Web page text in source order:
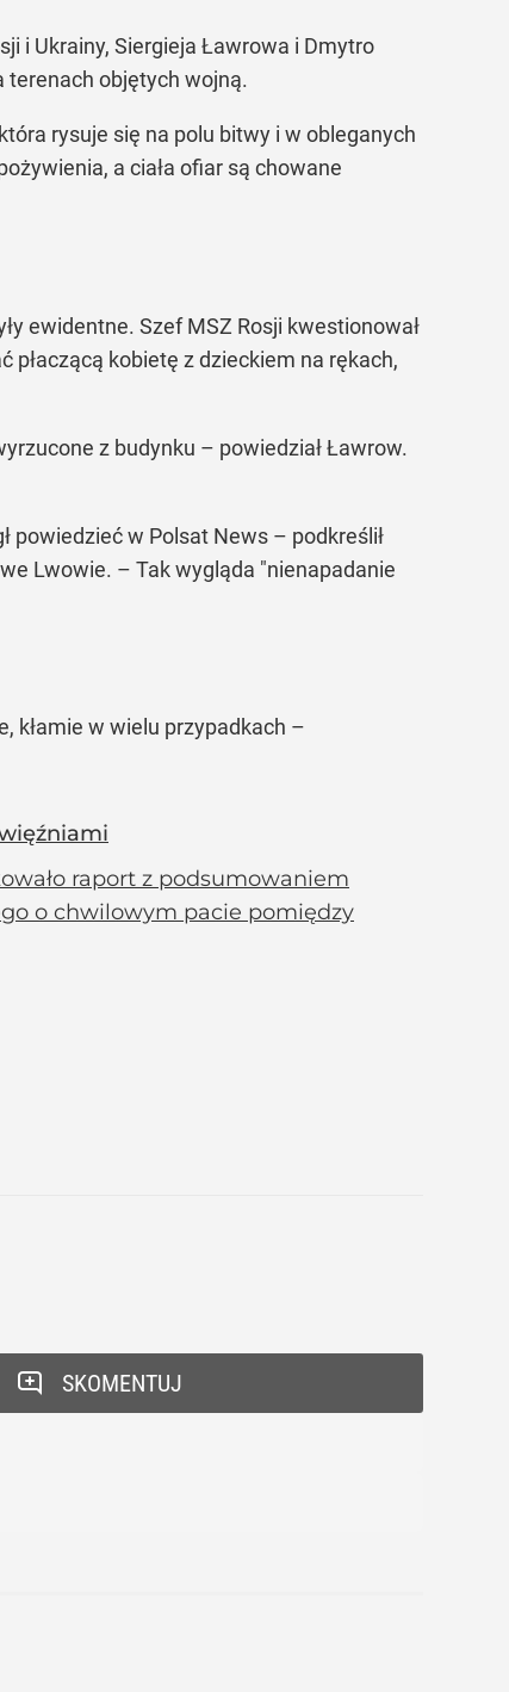
i Ukrainy, Siergieja Ławrowa i Dmytro
terenach objętych wojną.
rysuje się na polu bitwy i w obleganych
a ciała ofiar są chowane
ewidentne. Szef MSZ Rosji kwestionował
płaczącą kobietę z dzieckiem na rękach,
z budynku – powiedział Ławrow.
powiedzieć w Polsat News – podkreślił
Lwowie. – Tak wygląda "nienapadanie
kłamie w wielu przypadkach –
raport z podsumowaniem
o chwilowym pacie pomiędzy
SKOMENTUJ